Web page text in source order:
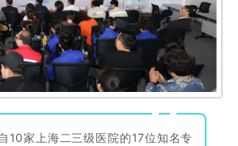
10家上海二三级医院的17位知名专